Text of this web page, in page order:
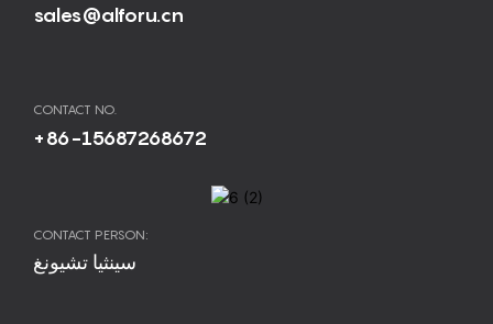
sales@alforu.cn
CONTACT NO.
+86-15687268672
CONTACT PERSON:
سينثيا تشيونغ